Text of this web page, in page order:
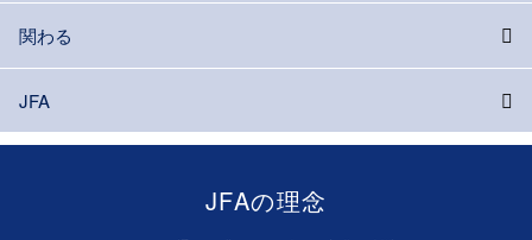
関わる
JFA
JFAの理念